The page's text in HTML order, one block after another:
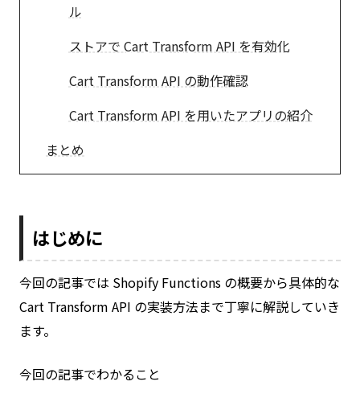
ル
ストアで Cart Transform API を有効化
Cart Transform API の動作確認
Cart Transform API を用いたアプリの紹介
まとめ
はじめに
今回の記事では Shopify Functions の概要から具体的な
Cart Transform API の実装方法まで丁寧に解説していき
ます。
今回の記事でわかること